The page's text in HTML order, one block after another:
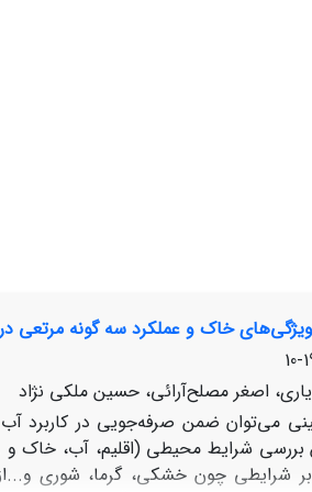
ویژگی‌های خاک و عملکرد سه گونه مرتعی
اصغر مصلح‌آرائی، حسین ملکی نژاد
می‌توان ضمن صرفه‌جویی در کاربرد
شرایط محیطی (اقلیم، آب، خاک و
شرایطی چون خشکی، گرما، شوری